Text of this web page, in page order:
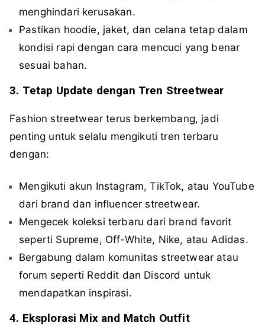
menghindari kerusakan.
Pastikan hoodie, jaket, dan celana tetap dalam
kondisi rapi dengan cara mencuci yang benar
sesuai bahan.
3. Tetap Update dengan Tren Streetwear
Fashion streetwear terus berkembang, jadi
penting untuk selalu mengikuti tren terbaru
dengan:
Mengikuti akun Instagram, TikTok, atau YouTube
dari brand dan influencer streetwear.
Mengecek koleksi terbaru dari brand favorit
seperti Supreme, Off-White, Nike, atau Adidas.
Bergabung dalam komunitas streetwear atau
forum seperti Reddit dan Discord untuk
mendapatkan inspirasi.
4. Eksplorasi Mix and Match Outfit